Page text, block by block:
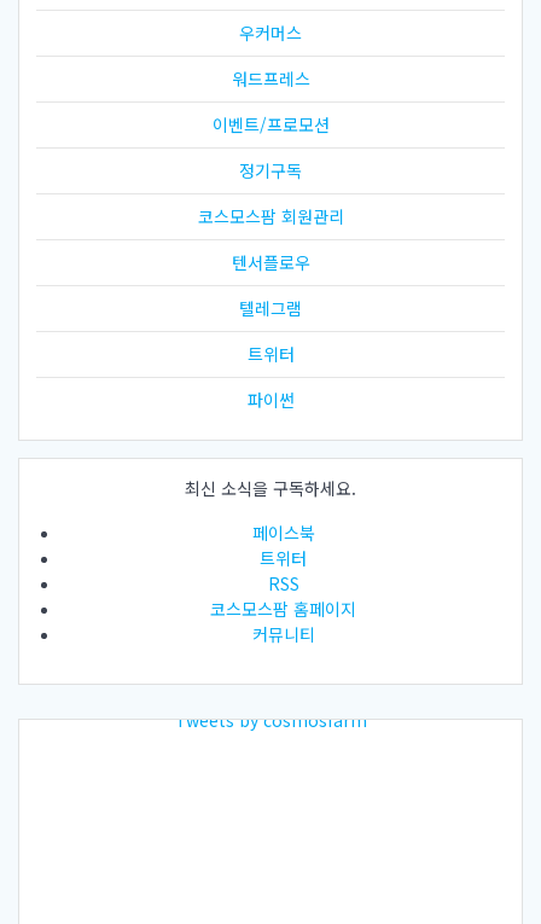
우커머스
워드프레스
이벤트/프로모션
정기구독
코스모스팜 회원관리
텐서플로우
텔레그램
트위터
파이썬
최신 소식을 구독하세요.
페이스북
트위터
RSS
코스모스팜 홈페이지
커뮤니티
Tweets by cosmosfarm